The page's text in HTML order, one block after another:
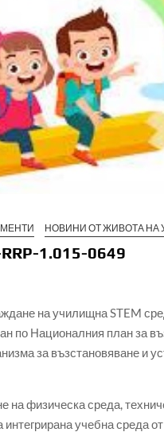
НОВИНИ ОТ ЖИВОТА НА
1.015-0649
на училищна STEM
по Националния план за
за възстановяване и
на физическа среда,
учебна среда